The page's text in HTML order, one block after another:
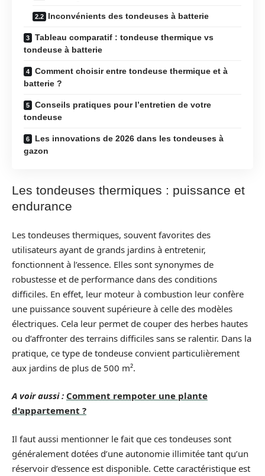
Inconvénients des tondeuses à batterie
Tableau comparatif : tondeuse thermique vs
tondeuse à batterie
Comment choisir entre tondeuse thermique et à
batterie ?
Conseils pratiques pour l’entretien de votre
tondeuse
Les innovations de 2026 dans les tondeuses à
gazon
Les tondeuses thermiques : puissance et
endurance
Les tondeuses thermiques, souvent favorites des
utilisateurs ayant de grands jardins à entretenir,
fonctionnent à l’essence. Elles sont synonymes de
robustesse et de performance dans des conditions
difficiles. En effet, leur moteur à combustion leur confère
une puissance souvent supérieure à celle des modèles
électriques. Cela leur permet de couper des herbes hautes
ou d’affronter des terrains difficiles sans se ralentir. Dans la
pratique, ce type de tondeuse convient particulièrement
aux jardins de plus de 500 m².
A voir aussi : Comment rempoter une plante
d'appartement ?
Il faut aussi mentionner le fait que ces tondeuses sont
généralement dotées d’une autonomie illimitée tant qu’un
réservoir d’essence est disponible. Cette caractéristique est